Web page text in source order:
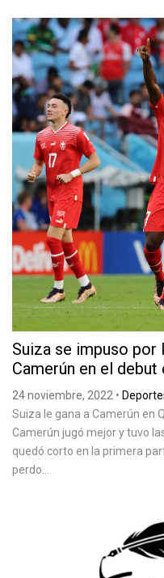
Suiza se impuso por
Camerún en el debut
24 noviembre, 2022 •
Suiza le gana a Camerún en
Camerún jugó mejor y tuvo
quedó corto en la primera
perdo...